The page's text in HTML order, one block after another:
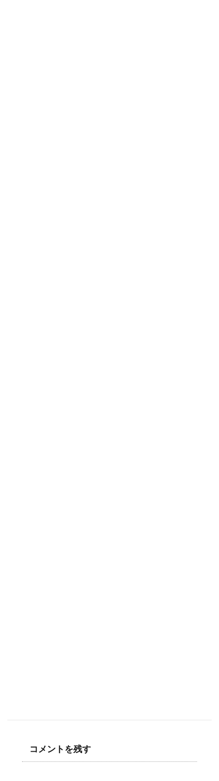
コメントを残す